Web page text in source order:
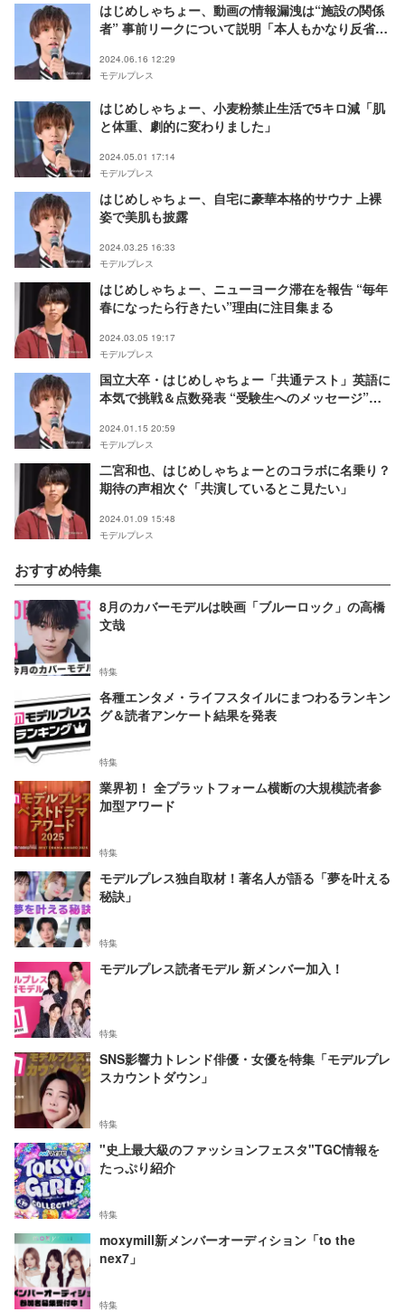
はじめしゃちょー、動画の情報漏洩は“施設の関係
者” 事前リークについて説明「本人もかなり反省し
2024.06.16 12:29
モデルプレス
はじめしゃちょー、小麦粉禁止生活で5キロ減「肌
と体重、劇的に変わりました」
2024.05.01 17:14
モデルプレス
はじめしゃちょー、自宅に豪華本格的サウナ 上裸
姿で美肌も披露
2024.03.25 16:33
モデルプレス
はじめしゃちょー、ニューヨーク滞在を報告 “毎年
春になったら行きたい”理由に注目集まる
2024.03.05 19:17
モデルプレス
国立大卒・はじめしゃちょー「共通テスト」英語に
本気で挑戦＆点数発表 “受験生へのメッセージ”も
2024.01.15 20:59
モデルプレス
二宮和也、はじめしゃちょーとのコラボに名乗り？
期待の声相次ぐ「共演しているとこ見たい」
2024.01.09 15:48
モデルプレス
おすすめ特集
8月のカバーモデルは映画「ブルーロック」の高橋
文哉
特集
各種エンタメ・ライフスタイルにまつわるランキン
グ＆読者アンケート結果を発表
特集
業界初！ 全プラットフォーム横断の大規模読者参
加型アワード
特集
モデルプレス独自取材！著名人が語る「夢を叶える
秘訣」
特集
モデルプレス読者モデル 新メンバー加入！
特集
SNS影響力トレンド俳優・女優を特集「モデルプレ
スカウントダウン」
特集
"史上最大級のファッションフェスタ"TGC情報を
たっぷり紹介
特集
moxymill新メンバーオーディション「to the
nex7」
特集